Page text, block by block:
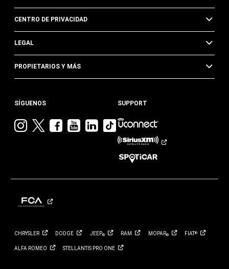
CENTRO DE PRIVACIDAD
LEGAL
PROPIETARIOS Y MÁS
SÍGUENOS
VisitaVisitaVisitaVisita
YouTube
Visita
Jeep
Linkedin
Visita
Jeep
en
TikTok
SUPPORT
CHRYSLER DODGE JEEP® RAM MOPAR® FIAT®
ALFA ROMEO STELLANTIS PRO ONE